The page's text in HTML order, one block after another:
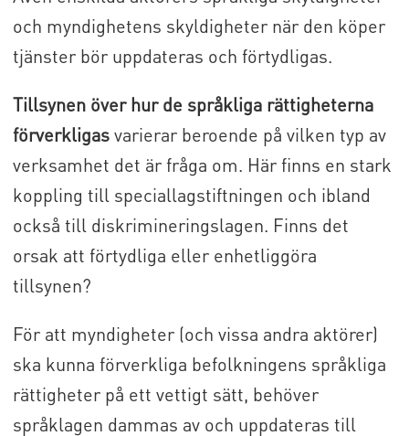
och myndighetens skyldigheter när den köper
tjänster bör uppdateras och förtydligas.
Tillsynen över hur de språkliga rättigheterna
förverkligasvarierar beroende på vilken typ av
verksamhet det är fråga om. Här finns en stark
koppling till speciallagstiftningen och ibland
också till diskrimineringslagen. Finns det
orsak att förtydliga eller enhetliggöra
tillsynen?
För att myndigheter (och vissa andra aktörer)
ska kunna förverkliga befolkningens språkliga
rättigheter på ett vettigt sätt, behöver
språklagen dammas av och uppdateras till